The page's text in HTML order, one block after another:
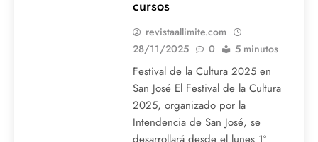
cursos
revistaallimite.com
28/11/2025
0 5 minutos
Festival de la Cultura 2025 en
San José El Festival de la Cultura
2025, organizado por la
Intendencia de San José, se